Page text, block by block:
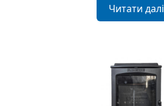
Читати далі